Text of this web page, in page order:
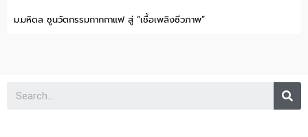
ม.มหิดล ชูนวัตกรรมกากกาแฟ สู่ “เชื้อเพลิงชีวภาพ”